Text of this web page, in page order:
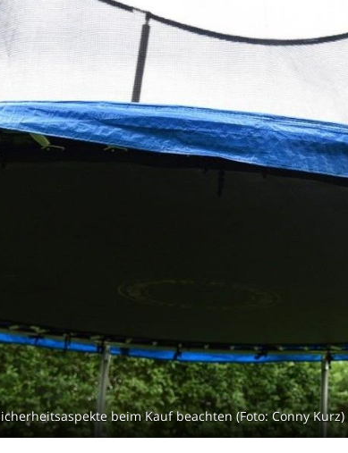
beim Kauf beachten (Foto: Conny Kurz)